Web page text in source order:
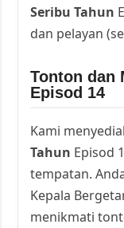
Seribu Tahun
dan pelayan
Tonton dan
Episod 14
Kami
Tahun Episod
tempatan.
Kepala
menikmati